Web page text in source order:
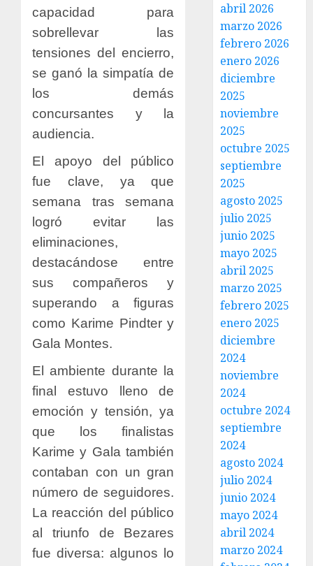
capacidad para
sobrellevar las
tensiones del encierro,
se ganó la simpatía de
los demás
concursantes y la
audiencia.
El apoyo del público
fue clave, ya que
semana tras semana
logró evitar las
eliminaciones,
destacándose entre
sus compañeros y
superando a figuras
como Karime Pindter y
Gala Montes.
El ambiente durante la
final estuvo lleno de
emoción y tensión, ya
que los finalistas
Karime y Gala también
contaban con un gran
número de seguidores.
La reacción del público
al triunfo de Bezares
fue diversa: algunos lo
abril 2026
marzo 2026
febrero 2026
enero 2026
diciembre
2025
noviembre
2025
octubre 2025
septiembre
2025
agosto 2025
julio 2025
junio 2025
mayo 2025
abril 2025
marzo 2025
febrero 2025
enero 2025
diciembre
2024
noviembre
2024
octubre 2024
septiembre
2024
agosto 2024
julio 2024
junio 2024
mayo 2024
abril 2024
marzo 2024